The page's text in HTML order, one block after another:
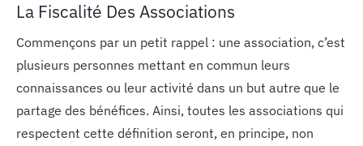
La Fiscalité Des Associations
Commençons par un petit rappel : une association, c’est
plusieurs personnes mettant en commun leurs
connaissances ou leur activité dans un but autre que le
partage des bénéfices. Ainsi, toutes les associations qui
respectent cette définition seront, en principe, non